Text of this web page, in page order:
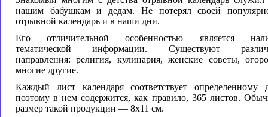
нашим бабушкам и дедам. Не потерял своей
отрывной календарь и в наши дни.
Его отличительной особенностью является
тематической информации. Существуют
направления: религия, кулинария, женские советы,
многие другие.
Каждый лист календаря соответствует определенному
поэтому в нем содержится, как правило, 365 листов.
размер такой продукции — 8x11 см.